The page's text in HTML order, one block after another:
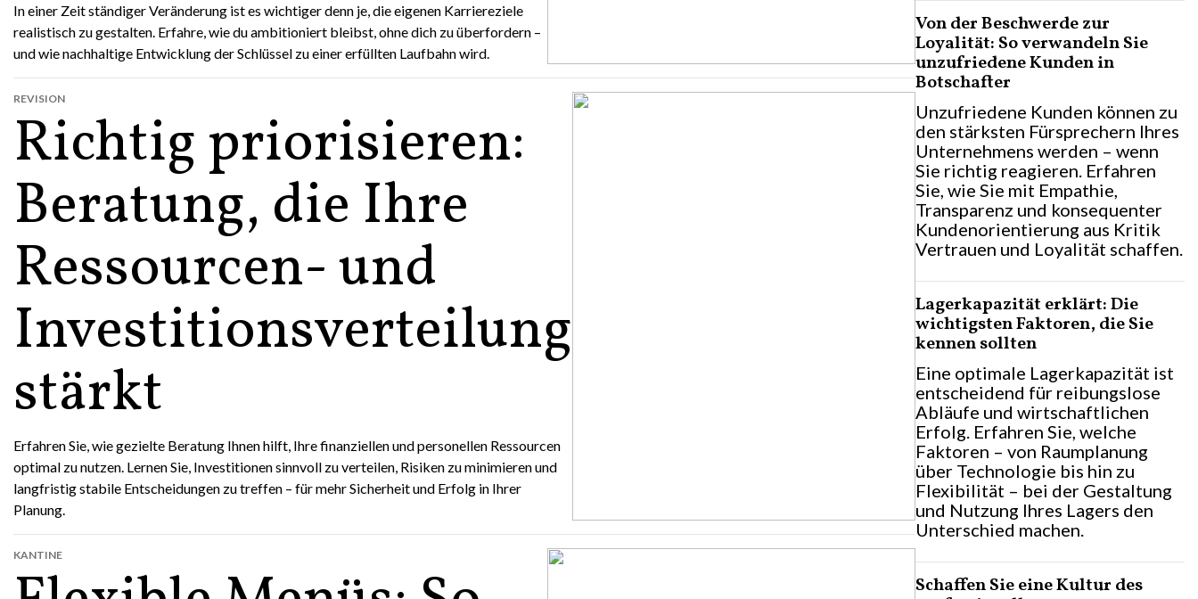
In einer Zeit ständiger Veränderung ist es wichtiger denn je, die eigenen Karriereziele
realistisch zu gestalten. Erfahre, wie du ambitioniert bleibst, ohne dich zu überfordern –
und wie nachhaltige Entwicklung der Schlüssel zu einer erfüllten Laufbahn wird.
Richtig priorisieren:
Beratung, die Ihre
Ressourcen- und
Investitionsverteilung
stärkt
REVISION
Erfahren Sie, wie gezielte Beratung Ihnen hilft, Ihre finanziellen und personellen Ressourcen
optimal zu nutzen. Lernen Sie, Investitionen sinnvoll zu verteilen, Risiken zu minimieren und
langfristig stabile Entscheidungen zu treffen – für mehr Sicherheit und Erfolg in Ihrer
Planung.
KANTINE
Von der Beschwerde zur
Loyalität: So verwandeln Sie
unzufriedene Kunden in
Botschafter
Unzufriedene Kunden können zu
den stärksten Fürsprechern Ihres
Unternehmens werden – wenn
Sie richtig reagieren. Erfahren
Sie, wie Sie mit Empathie,
Transparenz und konsequenter
Kundenorientierung aus Kritik
Vertrauen und Loyalität schaffen.
Lagerkapazität erklärt: Die
wichtigsten Faktoren, die Sie
kennen sollten
Eine optimale Lagerkapazität ist
entscheidend für reibungslose
Abläufe und wirtschaftlichen
Erfolg. Erfahren Sie, welche
Faktoren – von Raumplanung
über Technologie bis hin zu
Flexibilität – bei der Gestaltung
und Nutzung Ihres Lagers den
Unterschied machen.
Schaffen Sie eine Kultur des